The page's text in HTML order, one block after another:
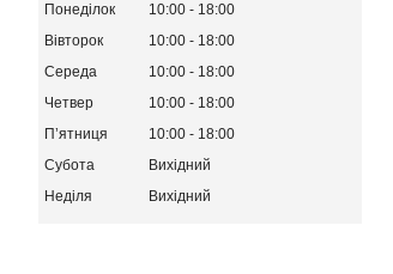
Понеділок 10:00
18:00
Вівторок
10:00
18:00
Середа
10:00
18:00
Четвер
10:00
18:00
Пʼятниця
10:00
18:00
Субота
Вихідний
Неділя
Вихідний